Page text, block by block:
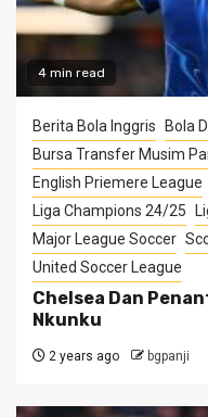
4 min read
Berita Bola Inggris Bola
Bursa Transfer Musim
English Priemere League
Liga Champions 24/25
Major League Soccer
United Soccer League
Chelsea Dan
Nkunku
2 years ago bgpanji